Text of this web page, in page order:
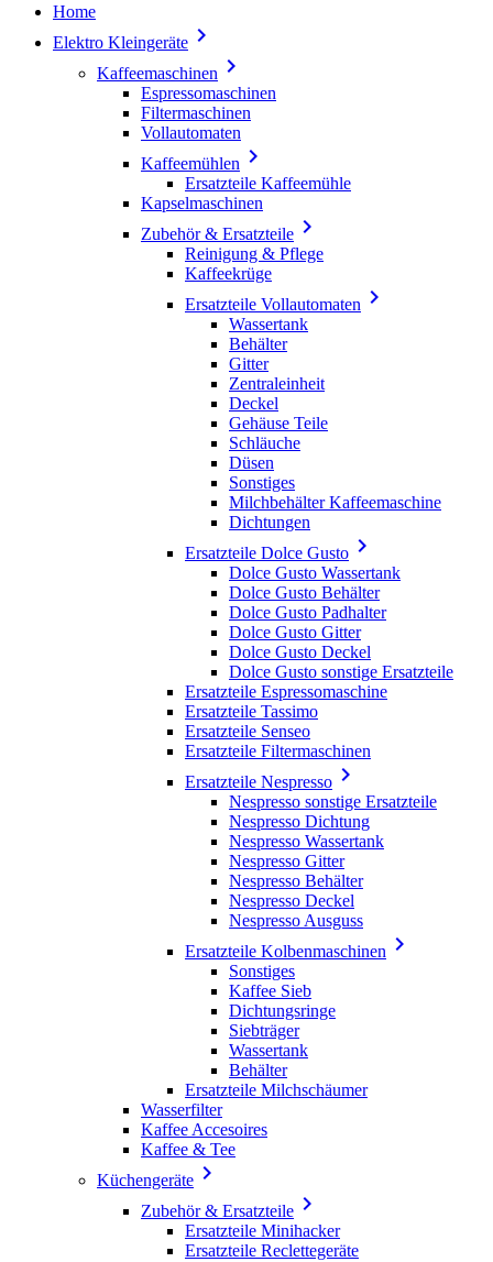
Home
Elektro Kleingeräte 
Kaffeemaschinen 
Espressomaschinen
Filtermaschinen
Vollautomaten
Kaffeemühlen 
Ersatzteile Kaffeemühle
Kapselmaschinen
Zubehör & Ersatzteile 
Reinigung & Pflege
Kaffeekrüge
Ersatzteile Vollautomaten 
Wassertank
Behälter
Gitter
Zentraleinheit
Deckel
Gehäuse Teile
Schläuche
Düsen
Sonstiges
Milchbehälter Kaffeemaschine
Dichtungen
Ersatzteile Dolce Gusto 
Dolce Gusto Wassertank
Dolce Gusto Behälter
Dolce Gusto Padhalter
Dolce Gusto Gitter
Dolce Gusto Deckel
Dolce Gusto sonstige Ersatzteile
Ersatzteile Espressomaschine
Ersatzteile Tassimo
Ersatzteile Senseo
Ersatzteile Filtermaschinen
Ersatzteile Nespresso 
Nespresso sonstige Ersatzteile
Nespresso Dichtung
Nespresso Wassertank
Nespresso Gitter
Nespresso Behälter
Nespresso Deckel
Nespresso Ausguss
Ersatzteile Kolbenmaschinen 
Sonstiges
Kaffee Sieb
Dichtungsringe
Siebträger
Wassertank
Behälter
Ersatzteile Milchschäumer
Wasserfilter
Kaffee Accesoires
Kaffee & Tee
Küchengeräte 
Zubehör & Ersatzteile 
Ersatzteile Minihacker
Ersatzteile Reclettegeräte